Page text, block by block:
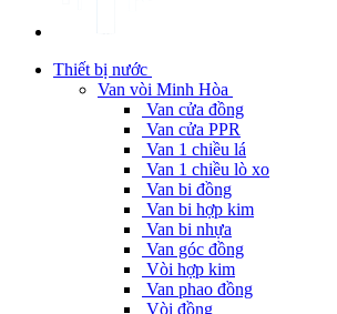
Thiết bị nước
Van vòi Minh Hòa
Van cửa đồng
Van cửa PPR
Van 1 chiều lá
Van 1 chiều lò xo
Van bi đồng
Van bi hợp kim
Van bi nhựa
Van góc đồng
Vòi hợp kim
Van phao đồng
Vòi đồng